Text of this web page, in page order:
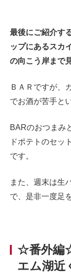
最後にご紹介す
ップにあるスカ
の向こう岸まで
ＢＡＲですが、
でお酒が苦手と
BARのおつまみ
ドポテトのセッ
です。
また、週末は生
で、是非一度足
☆番外編
エム湖近